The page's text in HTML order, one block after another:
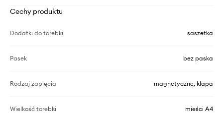
Cechy produktu
Dodatki do torebki saszetka
Pasek bez paska
Rodzaj zapięcia magnetyczne, klapa
Wielkość torebki mieści A4